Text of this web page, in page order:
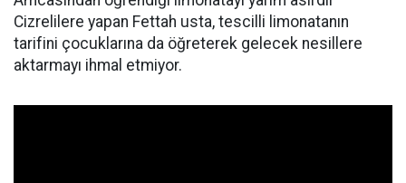
Cizrelilere yapan Fettah usta, tescilli limonatanın
tarifini çocuklarına da öğreterek gelecek nesillere
aktarmayı ihmal etmiyor.